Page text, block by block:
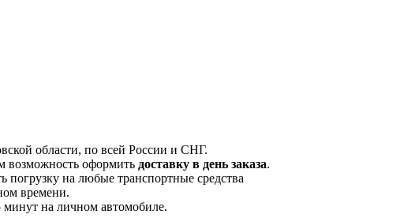
области, по всей России и СНГ.
возможность оформить доставку в день заказа.
погрузку на любые транспортные средства
времени.
минут на личном автомобиле.